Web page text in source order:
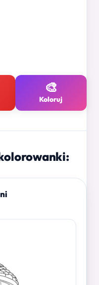
🎨
Koloruj